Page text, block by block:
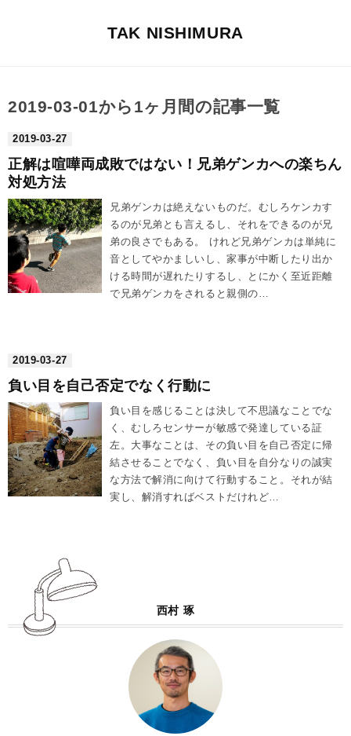
TAK NISHIMURA
2019-03-01から1ヶ月間の記事一覧
2019-03-27
正解は喧嘩両成敗ではない！兄弟ゲンカへの楽ちん
対処方法
兄弟ゲンカは絶えないものだ。むしろケンカす
るのが兄弟とも言えるし、それをできるのが兄
弟の良さでもある。 けれど兄弟ゲンカは単純に
音としてやかましいし、家事が中断したり出か
ける時間が遅れたりするし、とにかく至近距離
で兄弟ゲンカをされると親側の…
2019-03-27
負い目を自己否定でなく行動に
負い目を感じることは決して不思議なことでな
く、むしろセンサーが敏感で発達している証
左。大事なことは、その負い目を自己否定に帰
結させることでなく、負い目を自分なりの誠実
な方法で解消に向けて行動すること。それが結
実し、解消すればベストだけれど…
西村 琢